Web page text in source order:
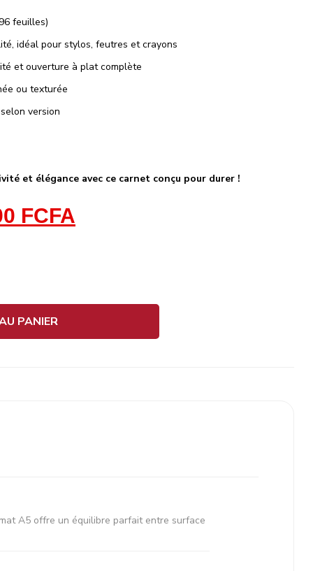
feuilles)
idéal pour stylos, feutres et crayons
et ouverture à plat complète
ou texturée
version
et élégance avec ce carnet conçu pour durer !
FCFA
PANIER
A5 offre un équilibre parfait entre surface